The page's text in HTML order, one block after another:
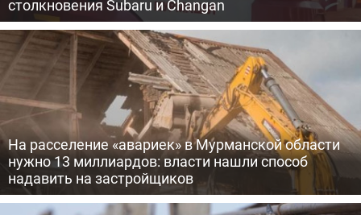
столкновения Subaru и Changan
На расселение «авариек» в Мурманской области
нужно 13 миллиардов: власти нашли способ
надавить на застройщиков